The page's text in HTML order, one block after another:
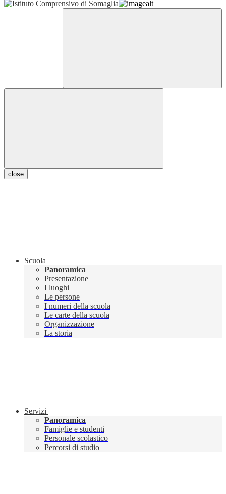
close
Scuola
Panoramica
Presentazione
I luoghi
Le persone
I numeri della scuola
Le carte della scuola
Organizzazione
La storia
Servizi
Panoramica
Famiglie e studenti
Personale scolastico
Percorsi di studio